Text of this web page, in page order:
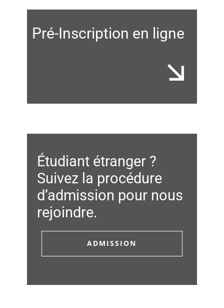
Pré-Inscription en ligne
Étudiant étranger ?
Suivez la procédure
d’admission pour nous
rejoindre.
ADMISSION